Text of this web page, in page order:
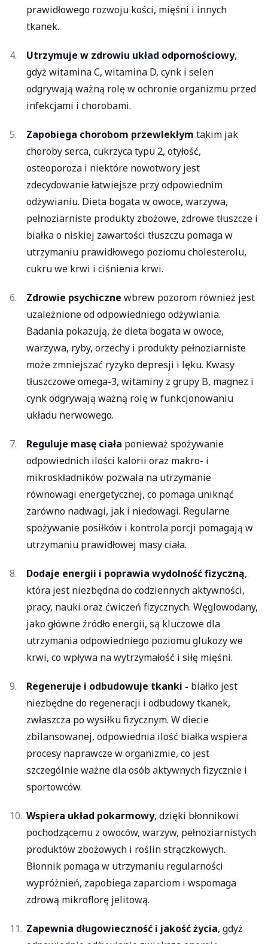
prawidłowego rozwoju kości, mięśni i innych
tkanek.
Utrzymuje w zdrowiu układ odpornościowy,
gdyż witamina C, witamina D, cynk i selen
odgrywają ważną rolę w ochronie organizmu przed
infekcjami i chorobami.
Zapobiega chorobom przewlekłym takim jak
choroby serca, cukrzyca typu 2, otyłość,
osteoporoza i niektóre nowotwory jest
zdecydowanie łatwiejsze przy odpowiednim
odżywianiu. Dieta bogata w owoce, warzywa,
pełnoziarniste produkty zbożowe, zdrowe tłuszcze i
białka o niskiej zawartości tłuszczu pomaga w
utrzymaniu prawidłowego poziomu cholesterolu,
cukru we krwi i ciśnienia krwi.
Zdrowie psychiczne wbrew pozorom również jest
uzależnione od odpowiedniego odżywiania.
Badania pokazują, że dieta bogata w owoce,
warzywa, ryby, orzechy i produkty pełnoziarniste
może zmniejszać ryzyko depresji i lęku. Kwasy
tłuszczowe omega-3, witaminy z grupy B, magnez i
cynk odgrywają ważną rolę w funkcjonowaniu
układu nerwowego.
Reguluje masę ciała ponieważ spożywanie
odpowiednich ilości kalorii oraz makro- i
mikroskładników pozwala na utrzymanie
równowagi energetycznej, co pomaga uniknąć
zarówno nadwagi, jak i niedowagi. Regularne
spożywanie posiłków i kontrola porcji pomagają w
utrzymaniu prawidłowej masy ciała.
Dodaje energii i poprawia wydolność fizyczną,
która jest niezbędna do codziennych aktywności,
pracy, nauki oraz ćwiczeń fizycznych. Węglowodany,
jako główne źródło energii, są kluczowe dla
utrzymania odpowiedniego poziomu glukozy we
krwi, co wpływa na wytrzymałość i siłę mięśni.
Regeneruje i odbudowuje tkanki - białko jest
niezbędne do regeneracji i odbudowy tkanek,
zwłaszcza po wysiłku fizycznym. W diecie
zbilansowanej, odpowiednia ilość białka wspiera
procesy naprawcze w organizmie, co jest
szczególnie ważne dla osób aktywnych fizycznie i
sportowców.
Wspiera układ pokarmowy, dzięki błonnikowi
pochodzącemu z owoców, warzyw, pełnoziarnistych
produktów zbożowych i roślin strączkowych.
Błonnik pomaga w utrzymaniu regularności
wypróżnień, zapobiega zaparciom i wspomaga
zdrową mikroflorę jelitową.
Zapewnia długowieczność i jakość życia, gdyż